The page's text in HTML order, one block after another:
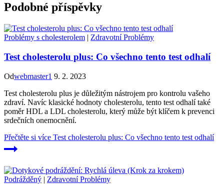
Podobné příspěvky
Problémy s cholesterolem | Zdravotní Problémy
Test cholesterolu plus: Co všechno tento test odhalí
Odwebmaster1 9. 2. 2023
Test cholesterolu plus je důležitým nástrojem pro kontrolu vašeho
zdraví. Navíc klasické hodnoty cholesterolu, tento test odhalí také
poměr HDL a LDL cholesterolu, který může být klíčem k prevenci
srdečních onemocnění.
Přečtěte si více Test cholesterolu plus: Co všechno tento test odhalí
Podrážděný | Zdravotní Problémy